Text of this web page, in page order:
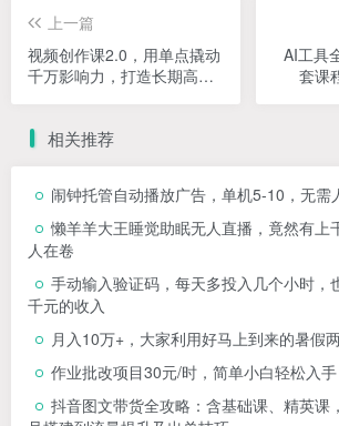
上一篇
视频创作课2.0，用单点撬动
千万影响力，打造长期高价
AI工具
套课
相关推荐
闹钟托管自动播放广告，单机5-10，无需
懒羊羊大王睡觉助眠无人直播，竟然有上
人在卷
手动输入验证码，每天多投入几个小时，
千元的收入
月入10万+，大家利用好马上到来的暑假
作业批改项目30元/时，简单小白轻松入
抖音图文带货全攻略：含基础课、精英课